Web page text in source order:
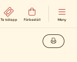
Ta kölapp Förbeställ Meny